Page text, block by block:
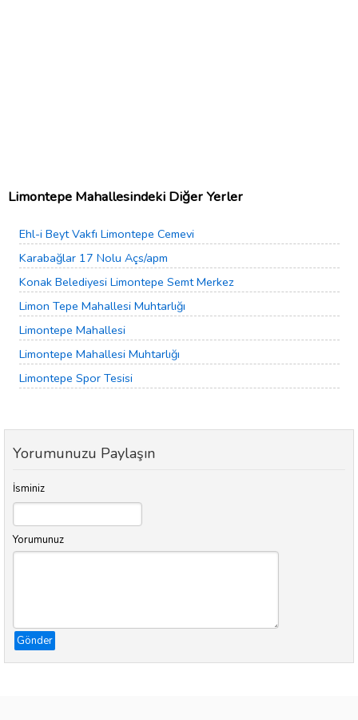
Limontepe Mahallesindeki Diğer Yerler
Ehl-i Beyt Vakfı Limontepe Cemevi
Karabağlar 17 Nolu Açs/apm
Konak Belediyesi Limontepe Semt Merkez
Limon Tepe Mahallesi Muhtarlığı
Limontepe Mahallesi
Limontepe Mahallesi Muhtarlığı
Limontepe Spor Tesisi
Yorumunuzu Paylaşın
İsminiz
Yorumunuz
Gönder